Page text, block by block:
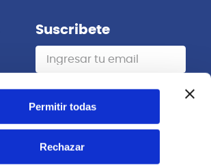
Permitir todas
Rechazar
Suscribete
Suscribirme